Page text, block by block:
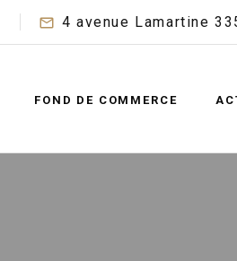
4 avenue Lamartine
FOND DE COMMERCE